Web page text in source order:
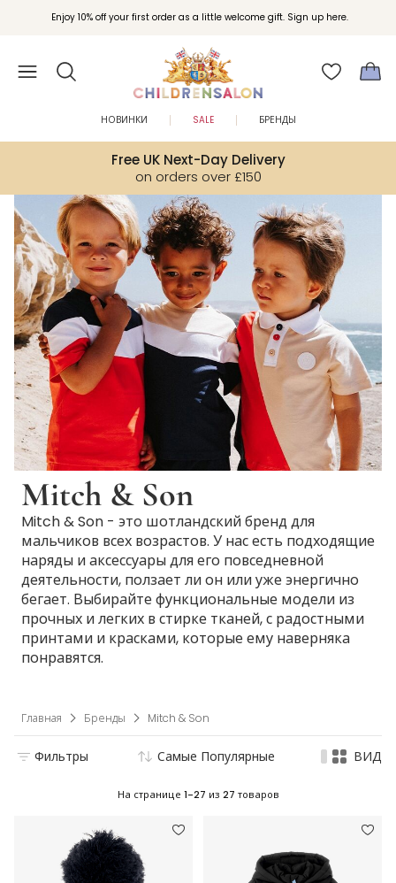
Enjoy 10% off your first order as a little welcome gift. Sign up here.
Free UK Next-Day Delivery
on orders over £150
НОВИНКИ SALE БРЕНДЫ
Mitch & Son
Mitch & Son - это шотландский бренд для
мальчиков всех возрастов. У нас есть подходящие
наряды и аксессуары для его повседневной
деятельности, ползает ли он или уже энергично
бегает. Выбирайте функциональные модели из
прочных и легких в стирке тканей, с радостными
принтами и красками, которые ему наверняка
понравятся.
Главная Бренды Mitch & Son
Фильтры Самые Популярные ВИД
На странице 1-27 из 27 товаров